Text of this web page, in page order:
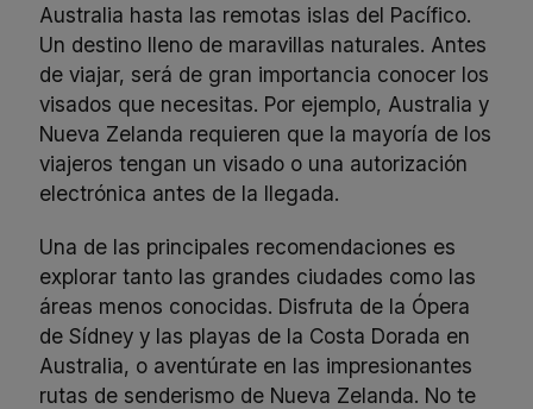
Australia hasta las remotas islas del Pacífico.
Un destino lleno de maravillas naturales. Antes
de viajar, será de gran importancia conocer los
visados que necesitas. Por ejemplo, Australia y
Nueva Zelanda requieren que la mayoría de los
viajeros tengan un visado o una autorización
electrónica antes de la llegada.
Una de las principales recomendaciones es
explorar tanto las grandes ciudades como las
áreas menos conocidas. Disfruta de la Ópera
de Sídney y las playas de la Costa Dorada en
Australia, o aventúrate en las impresionantes
rutas de senderismo de Nueva Zelanda. No te